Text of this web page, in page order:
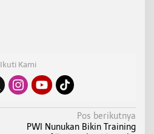
Ikuti Kami
Pos berikutnya
PWI Nunukan Bikin Training